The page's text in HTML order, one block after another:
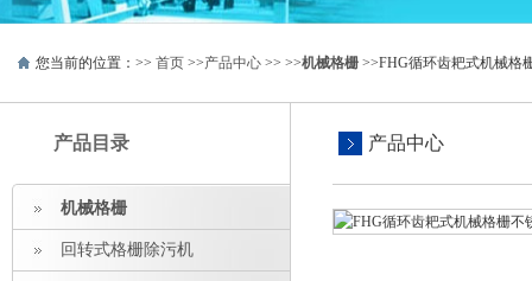
您当前的位置：>> 首页 >>产品中心 >> >>机械格栅 >>FHG循环齿耙式机械格
产品目录
机械格栅
回转式格栅除污机
产品中心